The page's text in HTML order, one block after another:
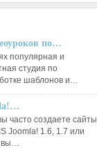
по…
популярная и
студия по
шаблонов и…
часто создаете сайты
Joomla! 1.6, 1.7 или
вы…